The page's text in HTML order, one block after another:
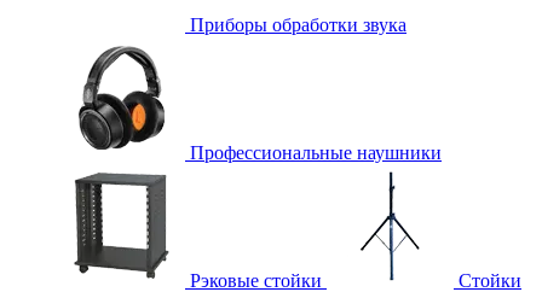
Приборы обработки звука
Профессиональные наушники
Рэковые стойки Стойки